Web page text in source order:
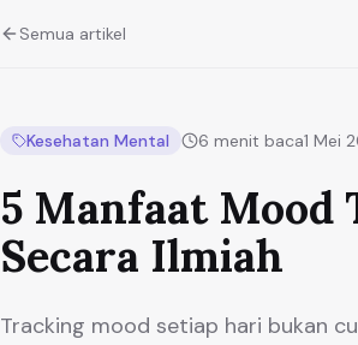
Semua artikel
Kesehatan Mental 6 menit baca1 Mei
5 Manfaat
Secara Ilmiah
Tracking mood setiap hari bukan